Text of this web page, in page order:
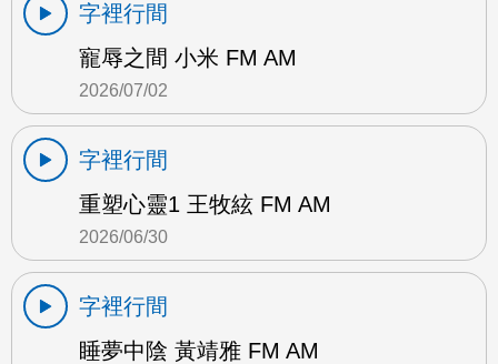
字裡行間
寵辱之間 小米 FM AM
2026/07/02
字裡行間
重塑心靈1 王牧絃 FM AM
2026/06/30
字裡行間
睡夢中陰 黃靖雅 FM AM